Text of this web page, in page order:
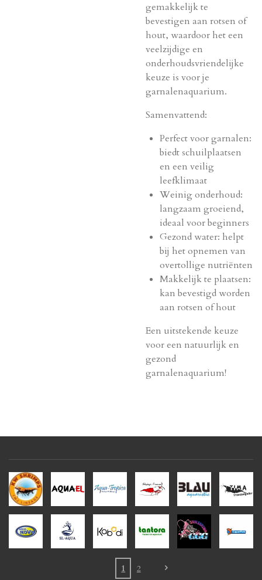
gemakkelijk te
bevestigen aan rotsen of
hout, waardoor het een
veelzijdige en
onderhoudsvriendelijke
keuze is voor je
garnalenaquarium.
Samenvattend:
Perfect voor garnalen:
biedt schuilplaatsen
en een veilig
leefklimaat
Weinig onderhoud:
langzaam groeiend,
ideaal voor beginners
Gezond water: helpt
bij het opnemen van
overtollige nutriënten
Makkelijk te plaatsen:
kan bevestigd worden
aan rotsen of hout
Een uitstekende keuze
voor een natuurlijk en
gezond
garnalenaquarium!
1 2